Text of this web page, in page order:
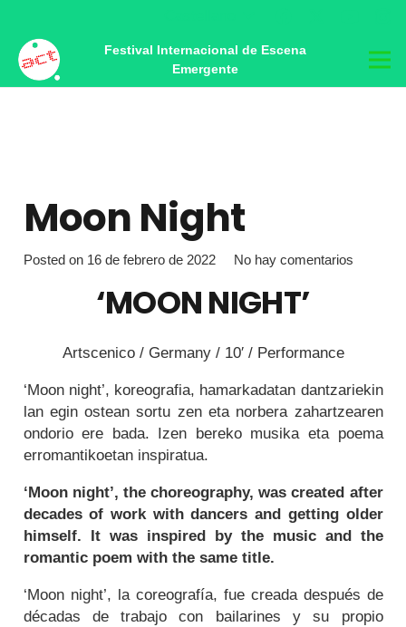
Festival Internacional de Escena
Emergente
Moon Night
Posted on 16 de febrero de 2022 No hay comentarios
‘MOON NIGHT’
Artscenico / Germany / 10′ / Performance
‘Moon night’, koreografia, hamarkadatan dantzariekin
lan egin ostean sortu zen eta norbera zahartzearen
ondorio ere bada. Izen bereko musika eta poema
erromantikoetan inspiratua.
‘Moon night’, the choreography, was created after
decades of work with dancers and getting older
himself. It was inspired by the music and the
romantic poem with the same title.
‘Moon night’, la coreografía, fue creada después de
décadas de trabajo con bailarines y su propio